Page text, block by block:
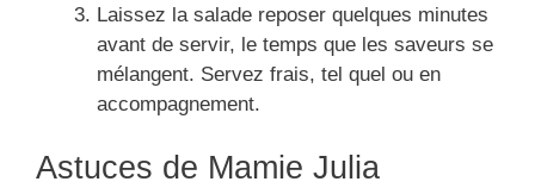
Laissez la salade reposer quelques minutes
avant de servir, le temps que les saveurs se
mélangent. Servez frais, tel quel ou en
accompagnement.
Astuces de Mamie Julia